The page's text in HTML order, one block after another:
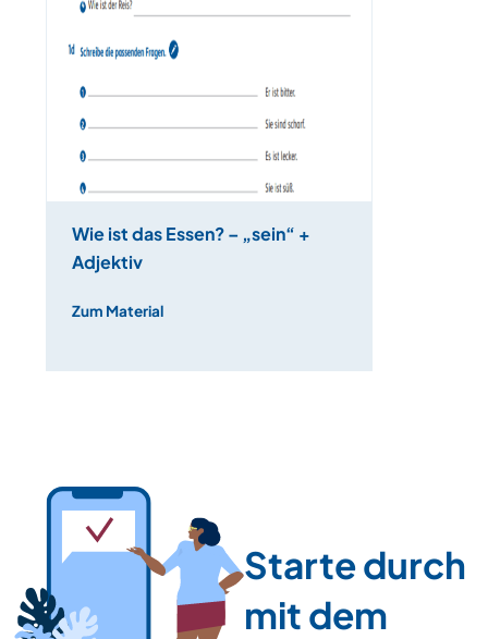
Wie ist das Essen? – „sein“ +
Adjektiv
Zum Material
Starte durch
mit dem